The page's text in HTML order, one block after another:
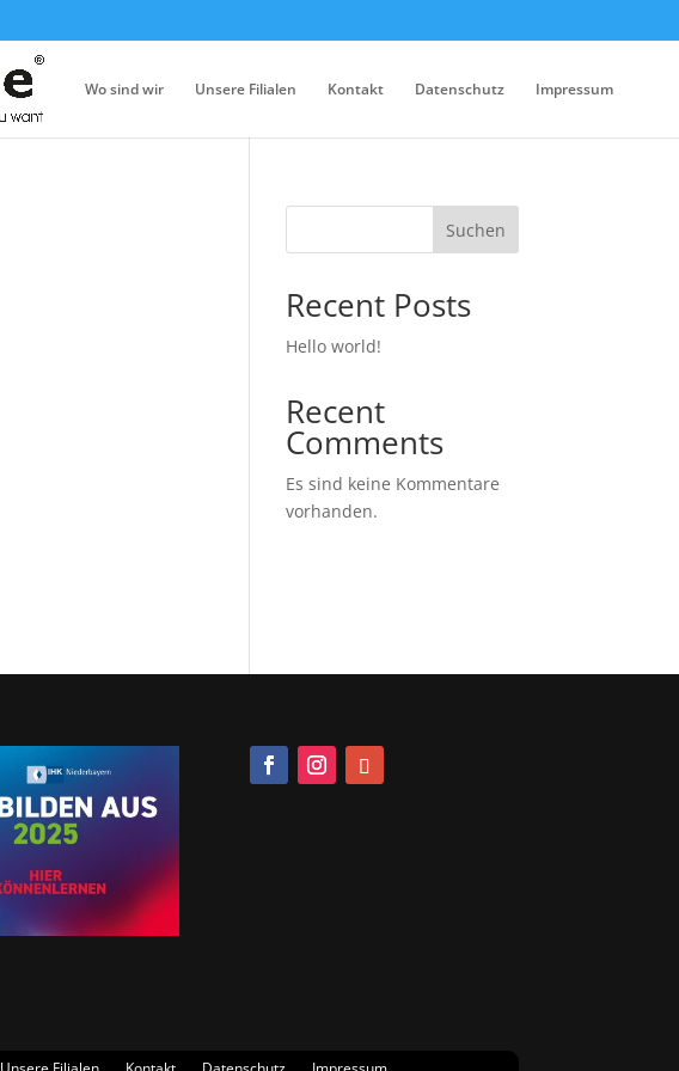
Wo sind wir Unsere Filialen Kontakt Datenschutz Impressum
Suchen
Recent Posts
Hello world!
Recent
Comments
Es sind keine Kommentare
vorhanden.